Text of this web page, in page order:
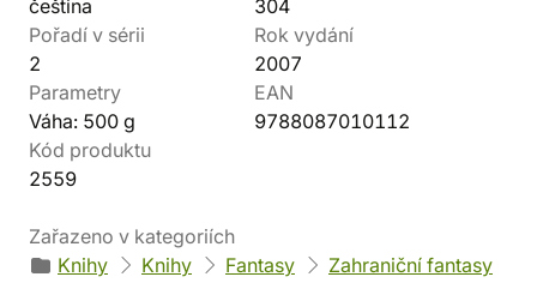
čeština
304
Pořadí v sérii
2
Rok vydání
2007
Parametry
Váha: 500 g
EAN
9788087010112
Kód produktu
2559
Zařazeno v kategoriích
Knihy
Knihy Fantasy Zahraniční fantasy